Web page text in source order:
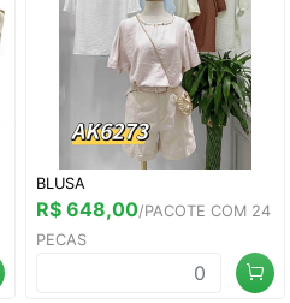
BLUSA
R$ 648,00/PACOTE COM 24
PECAS